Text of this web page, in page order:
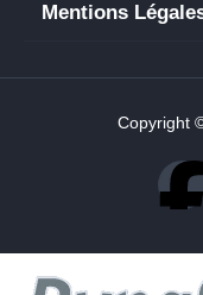
Mentions
Copyright